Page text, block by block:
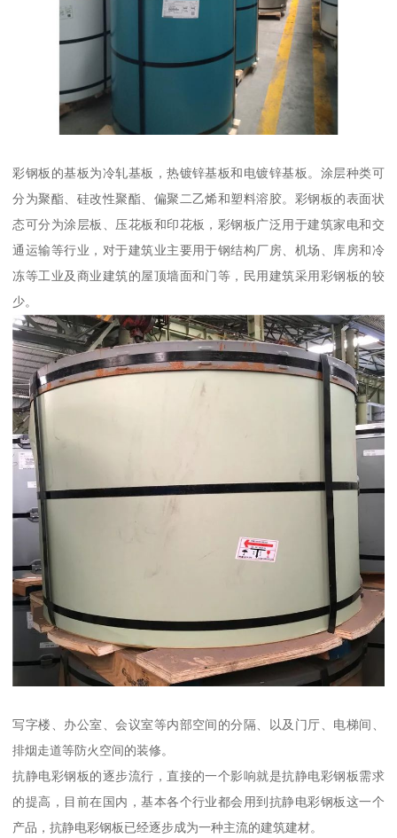
彩钢板的基板为冷轧基板，热镀锌基板和电镀锌基板。涂层种类可
分为聚酯、硅改性聚酯、偏聚二乙烯和塑料溶胶。彩钢板的表面状
态可分为涂层板、压花板和印花板，彩钢板广泛用于建筑家电和交
通运输等行业，对于建筑业主要用于钢结构厂房、机场、库房和冷
冻等工业及商业建筑的屋顶墙面和门等，民用建筑采用彩钢板的较
少。
写字楼、办公室、会议室等内部空间的分隔、以及门厅、电梯间、
排烟走道等防火空间的装修。
抗静电彩钢板的逐步流行，直接的一个影响就是抗静电彩钢板需求
的提高，目前在国内，基本各个行业都会用到抗静电彩钢板这一个
产品，抗静电彩钢板已经逐步成为一种主流的建筑建材。